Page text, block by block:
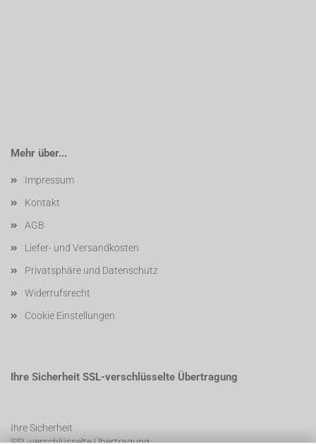
Mehr über...
Impressum
Kontakt
AGB
Liefer- und Versandkosten
Privatsphäre und Datenschutz
Widerrufsrecht
Cookie Einstellungen
Ihre Sicherheit SSL-verschlüsselte Übertragung
Ihre Sicherheit